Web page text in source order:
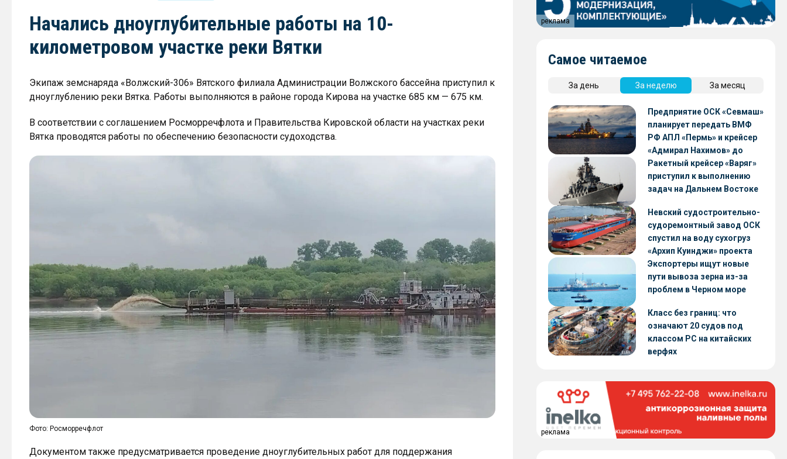
Начались дноуглубительные работы на 10-
километровом участке реки Вятки
Экипаж земснаряда «Волжский-306» Вятского филиала Администрации Волжского бассейна приступил к
дноуглублению реки Вятка. Работы выполняются в районе города Кирова на участке 685 км — 675 км.
В соответствии с соглашением Росморречфлота и Правительства Кировской области на участках реки
Вятка проводятся работы по обеспечению безопасности судоходства.
Фото: Росморречфлот
Документом также предусматривается проведение дноуглубительных работ для поддержания
реклама
Самое читаемое
За день За неделю За месяц
Предприятие ОСК «Севмаш»
планирует передать ВМФ
РФ АПЛ «Пермь» и крейсер
«Адмирал Нахимов» до
конца 2026 года
Ракетный крейсер «Варяг»
приступил к выполнению
задач на Дальнем Востоке
Невский судостроительно-
судоремонтный завод ОСК
спустил на воду сухогруз
«Архип Куинджи» проекта
RSD59
Экспортеры ищут новые
пути вывоза зерна из-за
проблем в Черном море
Класс без границ: что
означают 20 судов под
классом РС на китайских
верфях
реклама